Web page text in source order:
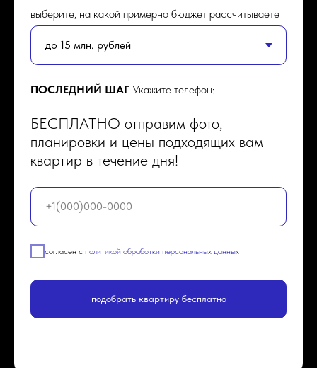
выберите, на какой примерно бюджет рассчитываете
ПОСЛЕДНИЙ ШАГ Укажите телефон:
БЕСПЛАТНО отправим фото,
планировки и цены подходящих вам
квартир в течение дня!
согласен с политикой обработки персональных данных
подобрать квартиру бесплатно